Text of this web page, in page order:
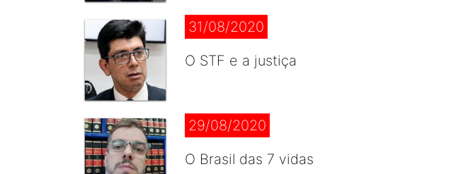
31/08/2020
O STF e a justiça
29/08/2020
O Brasil das 7 vidas